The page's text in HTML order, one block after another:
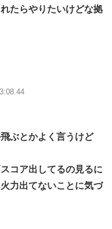
たらやりたいけどな拠
ぶとかよく言うけど
コア出してるの見るに
力出てないことに気づ